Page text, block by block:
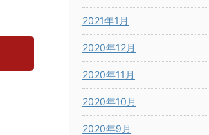
2021年1月
2020年12月
2020年11月
2020年10月
2020年9月